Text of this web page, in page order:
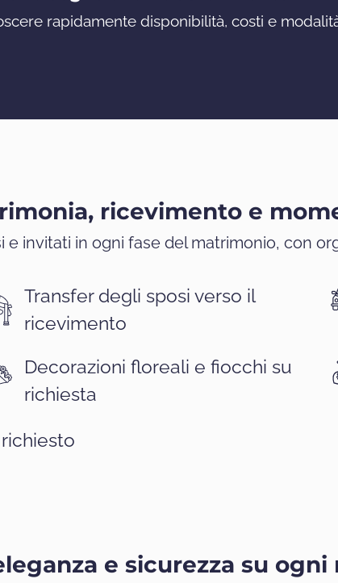
rapidamente disponibilità, costi e
ricevimento e
invitati in ogni fase del matrimonio, con
Transfer degli sposi verso il
ricevimento
Decorazioni floreali e fiocchi su
richiesta
e sicurezza su ogni